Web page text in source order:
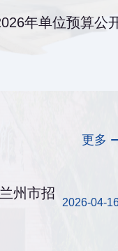
年单位预算公
更多
州市招
2026-04-